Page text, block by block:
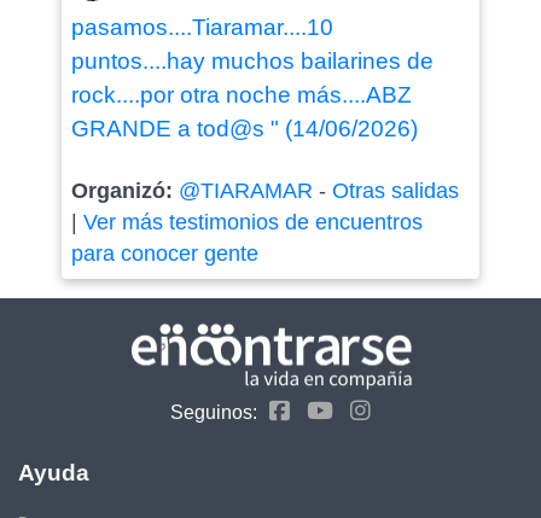
pasamos....Tiaramar....10
puntos....hay muchos bailarines de
rock....por otra noche más....ABZ
GRANDE a tod@s " (14/06/2026)
Organizó: @TIARAMAR - Otras salidas
| Ver más testimonios de encuentros
para conocer gente
Seguinos:
Ayuda